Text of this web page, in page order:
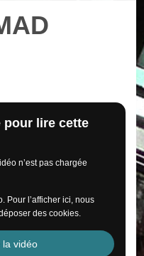
pour lire cette
n’est pas chargée
Pour l’afficher ici, nous
des cookies.
la vidéo